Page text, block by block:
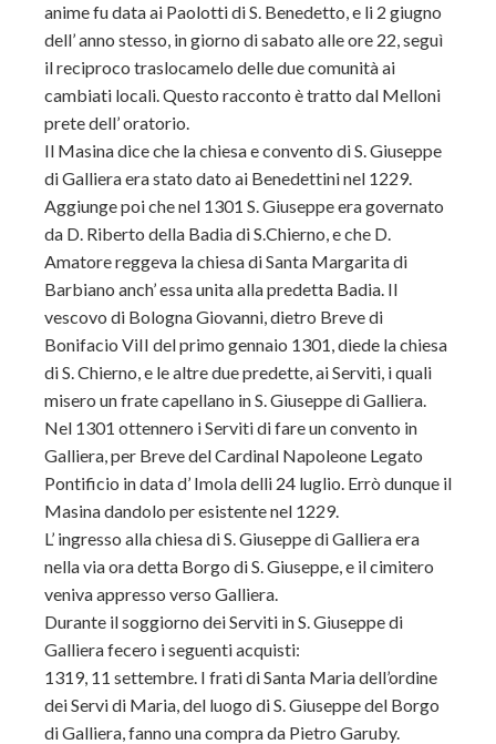
anime fu data ai Paolotti di S. Benedetto, e li 2 giugno
dell’ anno stesso, in giorno di sabato alle ore 22, seguì
il reciproco traslocamelo delle due comunità ai
cambiati locali. Questo racconto è tratto dal Melloni
prete dell’ oratorio.
Il Masina dice che la chiesa e convento di S. Giuseppe
di Galliera era stato dato ai Benedettini nel 1229.
Aggiunge poi che nel 1301 S. Giuseppe era governato
da D. Riberto della Badia di S.Chierno, e che D.
Amatore reggeva la chiesa di Santa Margarita di
Barbiano anch’ essa unita alla predetta Badia. Il
vescovo di Bologna Giovanni, dietro Breve di
Bonifacio ViII del primo gennaio 1301, diede la chiesa
di S. Chierno, e le altre due predette, ai Serviti, i quali
misero un frate capellano in S. Giuseppe di Galliera.
Nel 1301 ottennero i Serviti di fare un convento in
Galliera, per Breve del Cardinal Napoleone Legato
Pontificio in data d’ Imola delli 24 luglio. Errò dunque il
Masina dandolo per esistente nel 1229.
L’ ingresso alla chiesa di S. Giuseppe di Galliera era
nella via ora detta Borgo di S. Giuseppe, e il cimitero
veniva appresso verso Galliera.
Durante il soggiorno dei Serviti in S. Giuseppe di
Galliera fecero i seguenti acquisti:
1319, 11 settembre. I frati di Santa Maria dell’ordine
dei Servi di Maria, del luogo di S. Giuseppe del Borgo
di Galliera, fanno una compra da Pietro Garuby.